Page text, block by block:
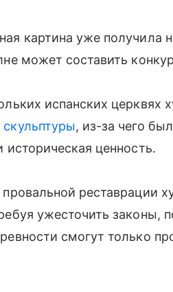
картина уже получила
может составить
испанских
скульптуры, из-за чего
ценность.
реставрации
ужесточить законы,
смогут только